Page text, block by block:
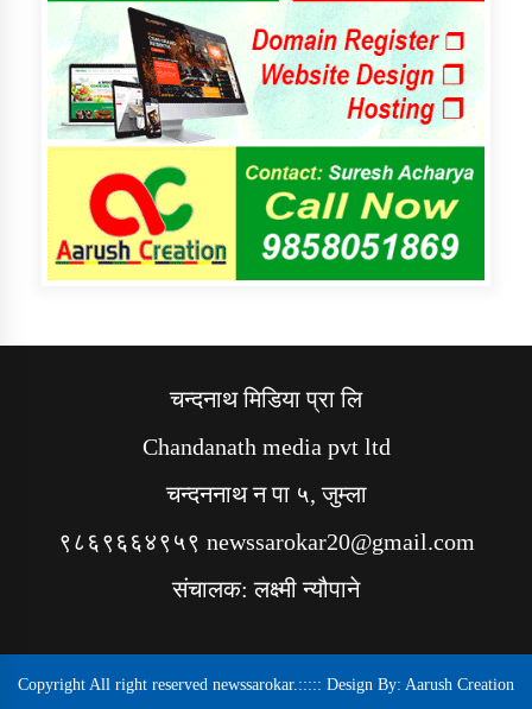
चन्दनाथ मिडिया प्रा लि
Chandanath media pvt ltd
चन्दननाथ न पा ५, जुम्ला
९८६९६६४९५९ newssarokar20@gmail.com
संचालक: लक्ष्मी न्यौपाने
Copyright All right reserved newssarokar.::::: Design By: Aarush Creation